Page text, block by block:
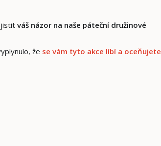
váš názor na naše páteční družinové
že se vám tyto akce líbí a oceňujete